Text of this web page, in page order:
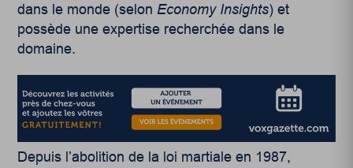
dans le monde (selon Economy Insights) et
possède une expertise recherchée dans le
domaine.
Depuis l’abolition de la loi martiale en 1987,